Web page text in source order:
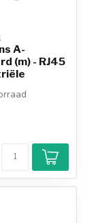
A-
(m) - RJ45
Achteraf
mogelijk